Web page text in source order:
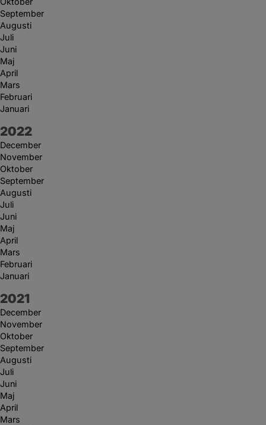
September
Augusti
Juli
Juni
Maj
April
Mars
Februari
Januari
År:
2022
December
November
Oktober
September
Augusti
Juli
Juni
Maj
April
Mars
Februari
Januari
År:
2021
December
November
Oktober
September
Augusti
Juli
Juni
Maj
April
Mars